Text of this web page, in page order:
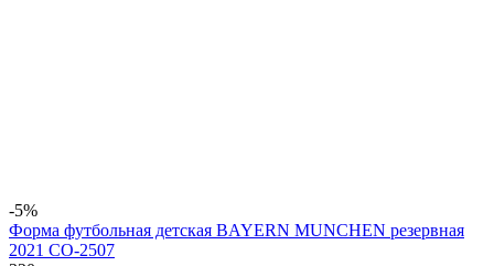
-5%
Форма футбольная детская BAYERN MUNCHEN резервная
2021 CO-2507